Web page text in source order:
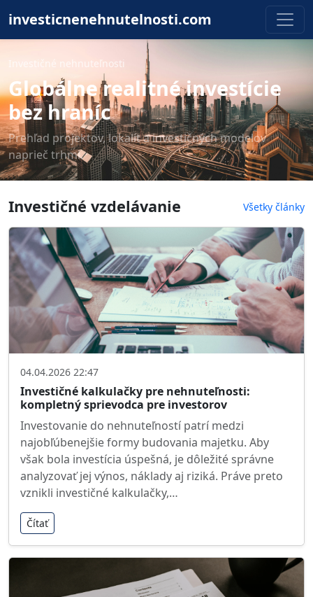
investicnenehnutelnosti.com
Investičné nehnuteľnosti
Globálne realitné investície
bez hraníc
Prehľad projektov, lokalít a investičných modelov
naprieč trhmi.
Investičné vzdelávanie Všetky články
04.04.2026 22:47
Investičné kalkulačky pre nehnuteľnosti:
kompletný sprievodca pre investorov
Investovanie do nehnuteľností patrí medzi
najobľúbenejšie formy budovania majetku. Aby
však bola investícia úspešná, je dôležité správne
analyzovať jej výnos, náklady aj riziká. Práve preto
vznikli investičné kalkulačky,…
Čítať